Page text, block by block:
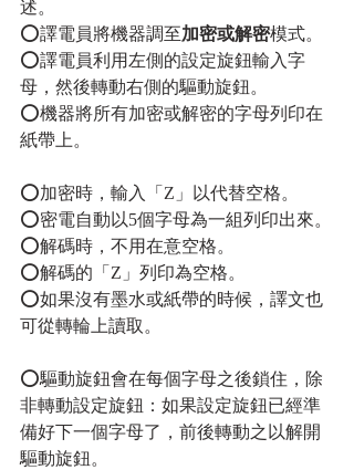
述。
⭕譯電員將機器調至加密或解密模式。
⭕譯電員利用左側的設定旋鈕輸入字
母，然後轉動右側的驅動旋鈕。
⭕機器將所有加密或解密的字母列印在
紙帶上。
⭕加密時，輸入「Z」以代替空格。
⭕密電自動以5個字母為一組列印出來。
⭕解碼時，不用在意空格。
⭕解碼的「Z」列印為空格。
⭕如果沒有墨水或紙帶的時候，譯文也
可從轉輪上讀取。
⭕驅動旋鈕會在每個字母之後鎖住，除
非轉動設定旋鈕：如果設定旋鈕已經準
備好下一個字母了，前後轉動之以解開
驅動旋鈕。